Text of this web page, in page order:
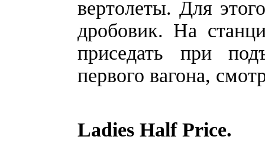
вертолеты. Для
дробовик. На
приседать при
первого вагона,
Ladies Half Price.